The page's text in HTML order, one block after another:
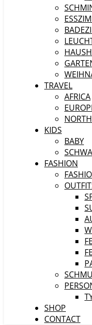
TRAVEL
AFRICA
KIDS
BABY
FASHION
SHOP
CONTACT